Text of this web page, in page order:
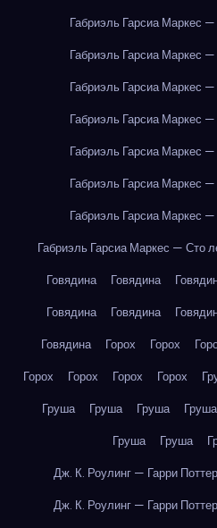
Габриэль Гарсиа Маркес
Габриэль Гарсиа Маркес
Габриэль Гарсиа Маркес
Габриэль Гарсиа Маркес
Габриэль Гарсиа Маркес
Габриэль Гарсиа Маркес
Габриэль Гарсиа Маркес
Габриэль Гарсиа Маркес — Сто
Говядина
Говядина
Говядина
Говядина
Говядина
Горох Горох
Горох
Горох Горох Горох
Груша
Груша Груша Груша
Груша
Груша
Дж. К. Роулинг — Гарри
Дж. К. Роулинг — Гарри